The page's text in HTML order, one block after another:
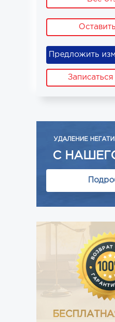
Предложить
УДАЛЕНИЕ
С